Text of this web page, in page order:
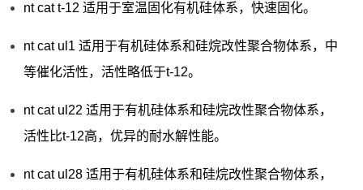
nt cat t-12 适用于室温固化有机硅体系，快速固化。
nt cat ul1 适用于有机硅体系和硅烷改性聚合物体系，中
等催化活性，活性略低于t-12。
nt cat ul22 适用于有机硅体系和硅烷改性聚合物体系，
活性比t-12高，优异的耐水解性能。
nt cat ul28 适用于有机硅体系和硅烷改性聚合物体系，